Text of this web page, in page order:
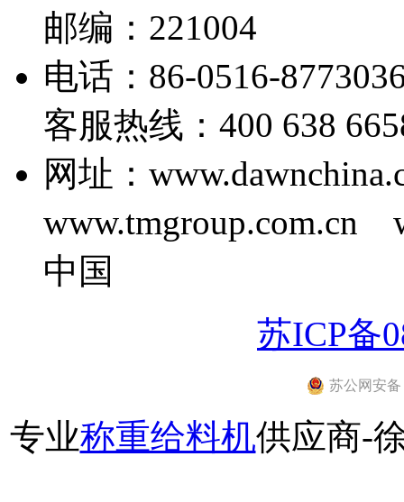
邮编：221004
电话：86-0516-
客服热线：400 638
网址：
www.tmgroup.com.cn
中国
苏ICP备
苏公网安备
专业称重给料机供应商-